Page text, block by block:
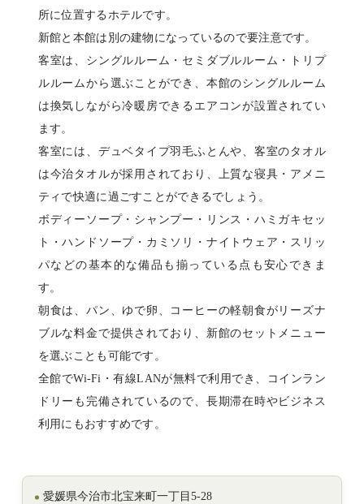
所に位置するホテルです。
新館と本館は別の建物になっているので要注意です。
客室は、シングルルーム・セミダブルルーム・トリプ
ルルームから選ぶことができ、本館のシングルルーム
は換気しながら冷暖房できるエアコンが設置されてい
ます。
客室には、デュベタイプ羽毛ふとんや、客室のタオル
は今治タオルが採用されており、上質な寝具・アメニ
ティで快適に過ごすことができるでしょう。
ボディーソープ・シャンプー・リンス・ハミガキセッ
ト・ハンドソープ・カミソリ・ナイトウェア・スリッ
パなどの基本的な備品も揃っている点も安心できま
す。
朝食は、パン、ゆで卵、コーヒーの軽朝食がリーズナ
ブルな料金で提供されており、新館のセットメニュー
を選ぶことも可能です。
全館でWi-Fi・有線LANが無料で利用でき、コインラン
ドリーも完備されているので、長期滞在時やビジネス
利用にもおすすめです。
愛媛県今治市北宝来町一丁目5-28